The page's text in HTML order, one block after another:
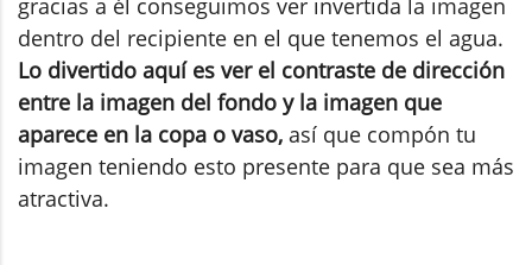
gracias a él conseguimos ver invertida la imagen
dentro del recipiente en el que tenemos el agua.
Lo divertido aquí es ver el contraste de dirección
entre la imagen del fondo y la imagen que
aparece en la copa o vaso, así que compón tu
imagen teniendo esto presente para que sea más
atractiva.